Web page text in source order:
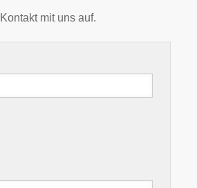
mit uns auf.